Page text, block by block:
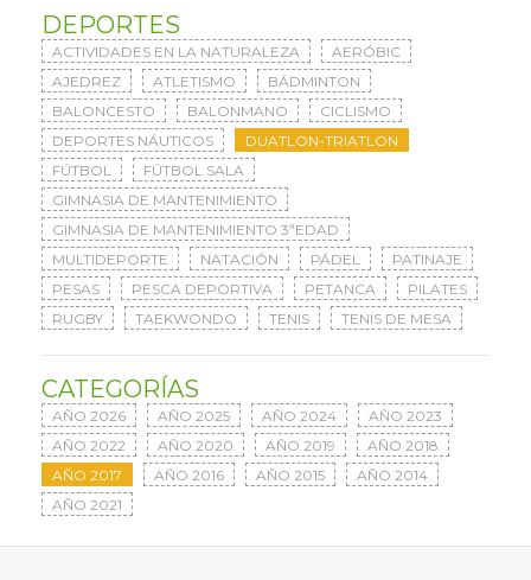
DEPORTES
ACTIVIDADES EN LA NATURALEZA
AERÓBIC
AJEDREZ
ATLETISMO
BÁDMINTON
BALONCESTO
BALONMANO
CICLISMO
DEPORTES NÁUTICOS
DUATLON-TRIATLON
FÚTBOL
FÚTBOL SALA
GIMNASIA DE MANTENIMIENTO
GIMNASIA DE MANTENIMIENTO 3ªEDAD
MULTIDEPORTE
NATACIÓN PÁDEL
PATINAJE
PESAS
PESCA DEPORTIVA PETANCA
PILATES
RUGBY
TAEKWONDO TENIS TENIS DE MESA
CATEGORÍAS
AÑO 2026 AÑO 2025 AÑO 2024
AÑO 2023
AÑO 2022
AÑO 2020 AÑO 2019
AÑO 2018
AÑO 2017
AÑO 2016 AÑO 2015
AÑO 2014
AÑO 2021